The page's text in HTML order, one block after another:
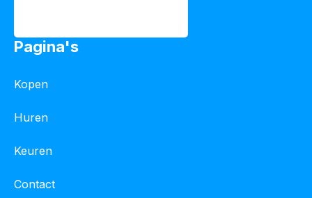
Pagina's
Kopen
Huren
Keuren
Contact